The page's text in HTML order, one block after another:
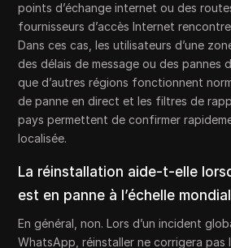
points d’échange internet ou des
fournisseurs d’accès Internet
Dans ces cas, les utilisateurs d’une
des délais de message ou des pannes
que d’autres régions fonctionnent
de panne en direct et les filtres de
pays permettent de confirmer
localisée.
La réinstallation aide-t-elle
est en panne à l’échelle
En général, non. Lors d’un incident
WhatsApp, réinstaller ne corrigera pas